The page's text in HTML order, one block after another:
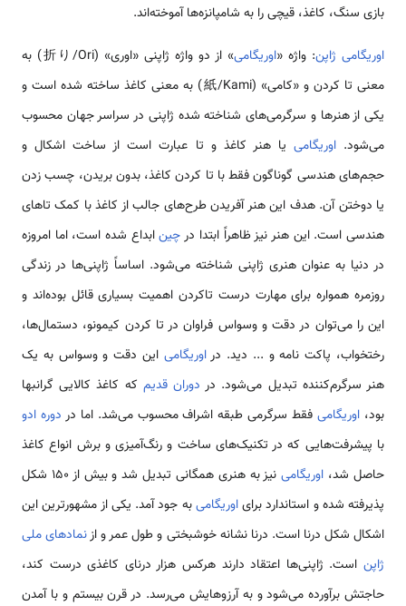
بازی سنگ، کاغذ، قیچی را به شامپانزه‌ها آموخته‌اند.
اوریگامی ژاپن: واژه «اوریگامی
» از دو واژه ژاپنی «اوری» (折り/Ori) به
معنی تا کردن و «کامی» (紙/Kami) به معنی کاغذ ساخته شده است و
یکی از هنرها و سرگرمی‌های شناخته شده ژاپنی در سراسر جهان محسوب
می‌شود.اوریگامی یا هنر کاغذ و تا عبارت است از ساخت اشکال و
حجم‌های هندسی گوناگون فقط با تا کردن کاغذ، بدون بریدن، چسب زدن
یا دوختن آن. هدف این هنر آفریدن طرح‌های جالب از کاغذ با کمک تاهای
هندسی است. این هنر نیز ظاهراً ابتدا درچینابداع شده است، اما امروزه
در دنیا به ‌عنوان هنری ژاپنی شناخته می‌شود. اساساً ژاپنی‌ها در زندگی
روزمره همواره برای مهارت درست تاکردن اهمیت بسیاری قائل بوده‌اند و
این را می‌توان در دقت و وسواس فراوان در تا کردن کیمونو، دستمال‌ها،
رختخواب، پاکت نامه و ... دید. دراوریگامی این دقت و وسواس به یک
هنر سرگرم‌کننده تبدیل می‌شود. در دوران قدیم که کاغذ کالایی گرانبها
بود، اوریگامیفقط سرگرمی طبقه اشراف محسوب می‌شد. اما در دوره ادو
با پیشرفت‌هایی که در تکنیک‌های ساخت و رنگ‌آمیزی و برش انواع کاغذ
حاصل شد، اوریگامی
نیز به هنری همگانی تبدیل شد و بیش از 150 شکل
پذیرفته شده و استاندارد برایاوریگامیبه جود آمد. یکی از مشهورترین این
اشکال شکل درنا است. درنا نشانه خوشبختی و طول عمر و ازنمادهای ملی
ژاپن است. ژاپنی‌ها اعتقاد دارند هرکس هزار درنای کاغذی درست کند،
حاجتش برآورده می‌شود و به آرزوهایش می‌رسد. در قرن بیستم و با آمدن